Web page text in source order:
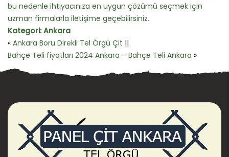
bu nedenle ihtiyacınıza en uygun çözümü seçmek için
uzman firmalarla iletişime geçebilirsiniz.
Kategori:Ankara
« Ankara Boru Direkli Tel Örgü Çit ||
Bahçe Teli fiyatları 2024 Ankara – Bahçe Teli Ankara »